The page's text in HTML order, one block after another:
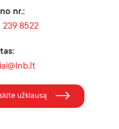
nr.:
239 8522
:
užklausą